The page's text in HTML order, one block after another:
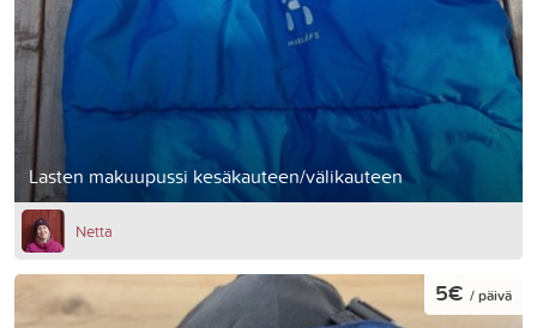
Lasten makuupussi kesäkauteen/välikauteen
Netta
5€ / päivä